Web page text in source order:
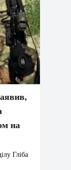
на
Гліба